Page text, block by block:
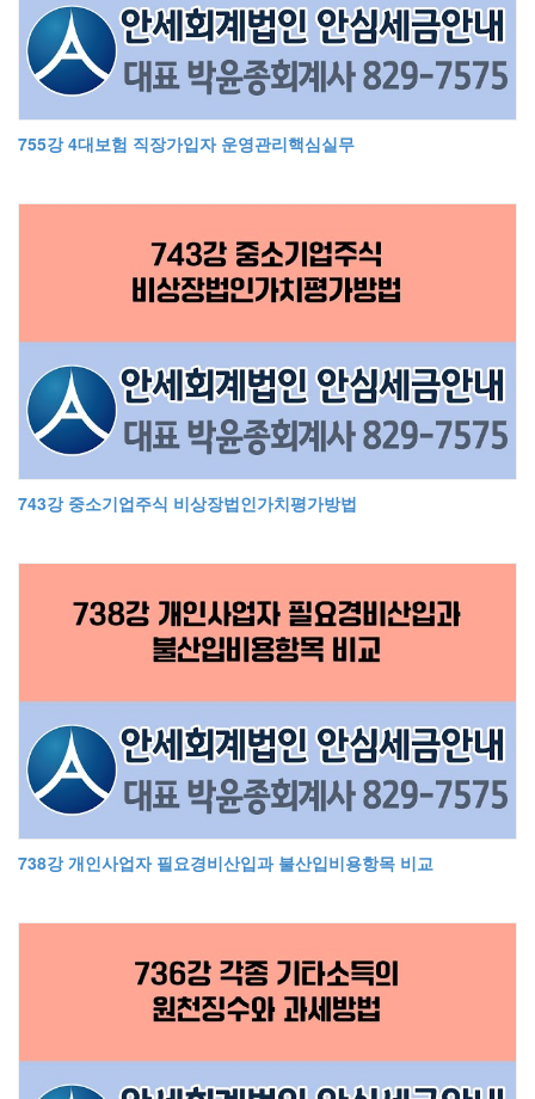
755강 4대보험 직장가입자 운영관리핵심실무
743강 중소기업주식 비상장법인가치평가방법
738강 개인사업자 필요경비산입과 불산입비용항목 비교